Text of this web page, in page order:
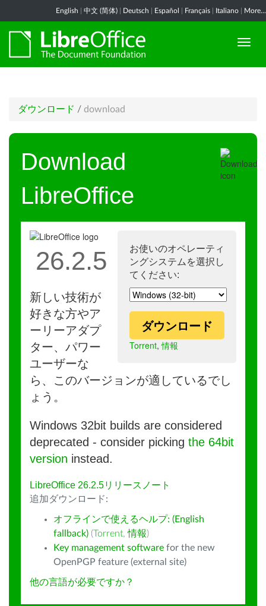
English 中文 (简体) Deutsch Español Français Italiano More...
ダウンロード / download
Download
LibreOffice
お使いのオペレーティ
ングシステムを選択し
てください:
ダウンロード
Torrent,情報
26.2.5
新しい技術が
好きな方やア
ーリーアダプ
ター、パワー
ユーザーな
ら、このバージョンが適しているでし
ょう。
Windows 32bit builds are considered
deprecated - consider picking the 64bit
version instead.
LibreOffice 26.2.5リリースノート
追加ダウンロード:
オフラインで使えるヘルプ: (English
fallback) (Torrent,情報)
Key management software for the new
OpenPGP feature (external site)
他の言語が必要ですか？